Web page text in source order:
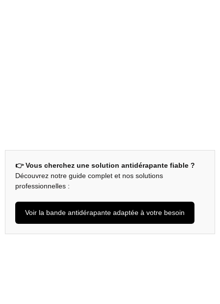
👉 Vous cherchez une solution antidérapante fiable ?
Découvrez notre guide complet et nos solutions
professionnelles :
Voir la bande antidérapante adaptée à votre besoin